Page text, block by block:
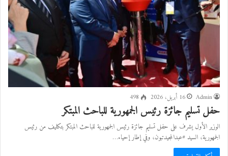
Admin 16 أبريل، 2026 498
حفل تسليم جائزة رئيس الجمهورية للباحث المبتكر
الوزير الأول يشرف على حفل تسليم جائزة رئيس الجمهورية للباحث المبتكر بتكليف من رئيس
الجمهورية، السيد #عبدالمجيدتبون، وفي إطار إحياء…